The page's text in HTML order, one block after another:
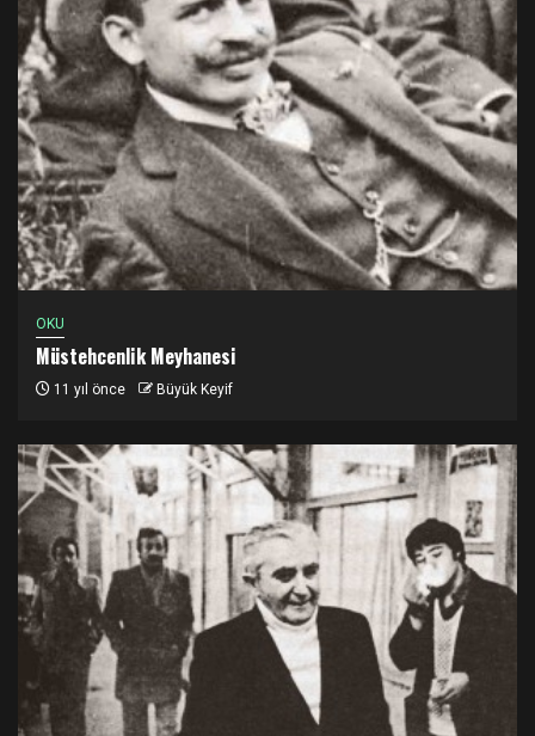
OKU
Müstehcenlik Meyhanesi
11 yıl önce Büyük Keyif